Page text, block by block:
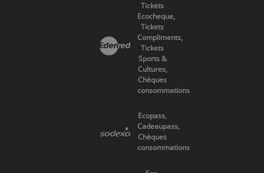
Tickets
Ecocheque,
Tickets
Compliments,
Tickets
Sports &
Cultures,
Chèques
consommations
Ecopass,
Cadeaupass,
Chèques
consommations